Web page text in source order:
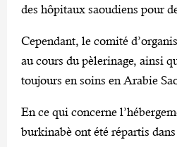
des hôpitaux saoudiens pour
Cependant, le comité
au cours du pèlerinage, ainsi
toujours en soins en Arabie
En ce qui concerne
burkinabè ont été répartis